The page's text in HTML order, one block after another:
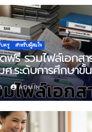
บครู สำหรับผู้สนใจ
ฟรี รวมไฟล์เอกสา
ศ.ระดับการศึกษา
ADMIN